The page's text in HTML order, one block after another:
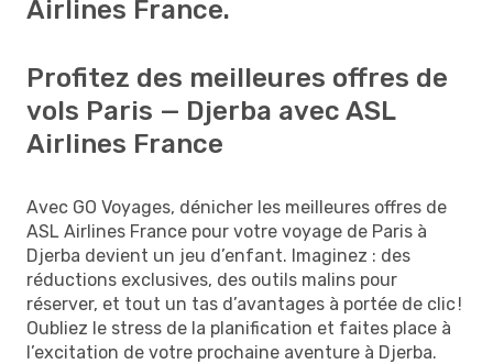
Airlines France.
Profitez des meilleures offres de
vols Paris — Djerba avec ASL
Airlines France
Avec GO Voyages, dénicher les meilleures offres de
ASL Airlines France pour votre voyage de Paris à
Djerba devient un jeu d’enfant. Imaginez : des
réductions exclusives, des outils malins pour
réserver, et tout un tas d’avantages à portée de clic !
Oubliez le stress de la planification et faites place à
l’excitation de votre prochaine aventure à Djerba.